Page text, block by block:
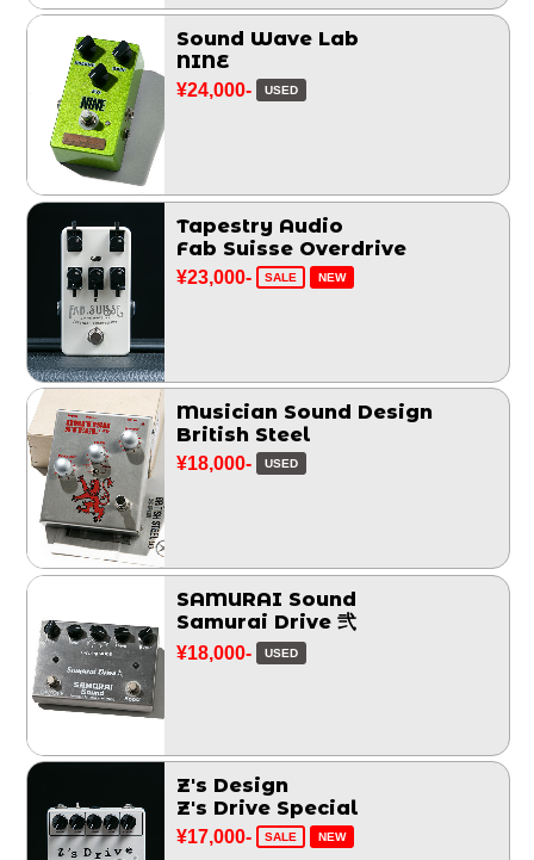
Sound Wave Lab
NINE
¥24,000- USED
Tapestry Audio
Fab Suisse Overdrive
¥23,000- SALE NEW
Musician Sound Design
British Steel
¥18,000- USED
SAMURAI Sound
Samurai Drive 弐
¥18,000- USED
Z's Design
Z's Drive Special
¥17,000- SALE NEW